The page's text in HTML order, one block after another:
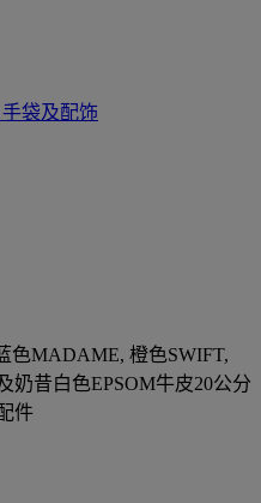
袋及配饰
色MADAME, 橙色SWIFT,
奶昔白色EPSOM牛皮20公分
件